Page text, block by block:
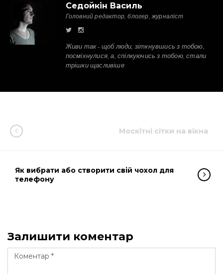
Седойкін Василь
Головний редактор, блогер, журналіст
Живи так - щоб люди, зіткнувшись з тобою,
посміхнулися, а, спілкуючись з тобою, стали
трішки щасливіше
Москітні сітки на вікна
Як вибрати або створити свій чохол для
телефону
Залишити коментар